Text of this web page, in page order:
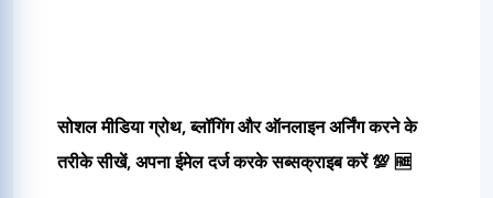
सोशल मीडिया ग्रोथ, ब्लॉगिंग और ऑनलाइन अर्निंग करने के
तरीके सीखें, अपना ईमेल दर्ज करके सब्सक्राइब करें 💯 🆓